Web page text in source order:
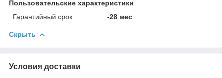
Пользовательские характеристики
Гарантийный срок
-28 мес
Скрыть
Условия доставки